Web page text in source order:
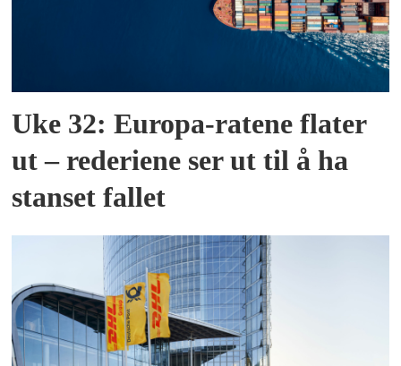
Uke 32: Europa-ratene flater
ut – rederiene ser ut til å ha
stanset fallet